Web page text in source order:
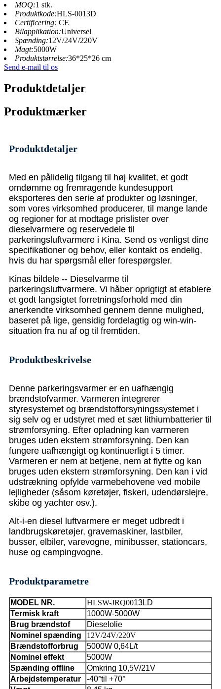
MOQ:1 stk.
Produktkode:HLS-0013D
Certificering: CE
Bilapplikation:Universel
Spænding:12V/24V/220V
Magt:5000W
Produktstørrelse:36*25*26 cm
Send e-mail til os
Produktdetaljer
Produktmærker
Produktdetaljer
Med en pålidelig tilgang til høj kvalitet, et godt
omdømme og fremragende kundesupport
eksporteres den serie af produkter og løsninger,
som vores virksomhed producerer, til mange lande
og regioner for at modtage prislister over
dieselvarmere og reservedele til
parkeringsluftvarmere i Kina. Send os venligst dine
specifikationer og behov, eller kontakt os endelig,
hvis du har spørgsmål eller forespørgsler.
Kinas bildele -- Dieselvarme til
parkeringsluftvarmere. Vi håber oprigtigt at etablere
et godt langsigtet forretningsforhold med din
anerkendte virksomhed gennem denne mulighed,
baseret på lige, gensidig fordelagtig og win-win-
situation fra nu af og til fremtiden.
Produktbeskrivelse
Denne parkeringsvarmer er en uafhængig
brændstofvarmer. Varmeren integrerer
styresystemet og brændstofforsyningssystemet i
sig selv og er udstyret med et sæt lithiumbatterier til
strømforsyning. Efter opladning kan varmeren
bruges uden ekstern strømforsyning. Den kan
fungere uafhængigt og kontinuerligt i 5 timer.
Varmeren er nem at betjene, nem at flytte og kan
bruges uden ekstern strømforsyning. Den kan i vid
udstrækning opfylde varmebehovene ved mobile
lejligheder (såsom køretøjer, fiskeri, udendørslejre,
skibe og yachter osv.).
Alt-i-en diesel luftvarmere er meget udbredt i
landbrugskøretøjer, gravemaskiner, lastbiler,
busser, elbiler, varevogne, minibusser, stationcars,
huse og campingvogne.
Produktparametre
MODEL NR. HLSW-JRQ0013LD
Termisk kraft
1000W-5000W
Brug brændstof
Dieselolie
Nominel spænding
12V/24V/220V
Brændstofforbrug
5000W 0,64L/t
Nominel effekt
5000W
Spænding offline
Omkring 10,5V/21V
Arbejdstemperatur
-40°til +70°